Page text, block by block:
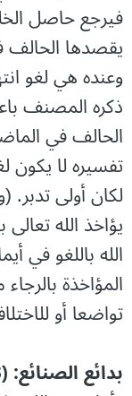
فيرجع حاصل
يقصدها
وعنده هي لغو
ذكره المصنف
الحالف في
تفسيره لا يكون
لكان أولى تدبر.
يؤاخذ الله
المؤاخذة
تواضعا أو
بدائع الصنائع: (3/3، ط: دار الکتب العلمیة)